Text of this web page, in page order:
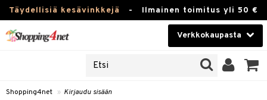
Täydellisiä kesävinkkejä - Ilmainen toimitus yli 50 €
Verkkokaupasta
Piilolinssit
Shopping4net » Kirjaudu sisään
sisään